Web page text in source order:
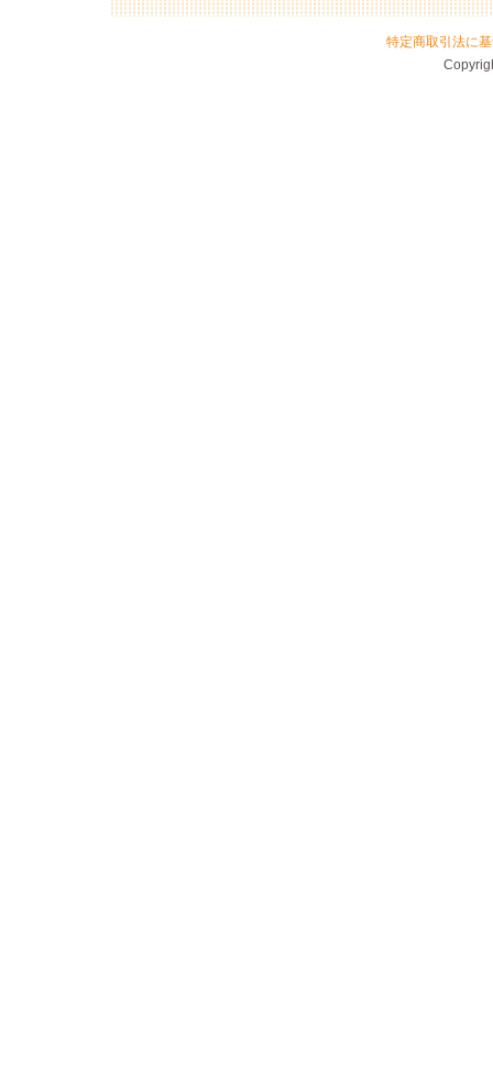
特定商取引法に